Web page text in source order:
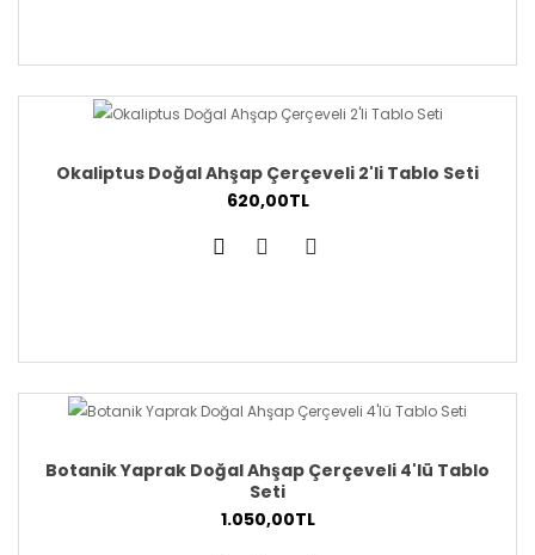
Okaliptus Doğal Ahşap Çerçeveli 2'li Tablo Seti
620,00TL
Botanik Yaprak Doğal Ahşap Çerçeveli 4'lü Tablo
Seti
1.050,00TL